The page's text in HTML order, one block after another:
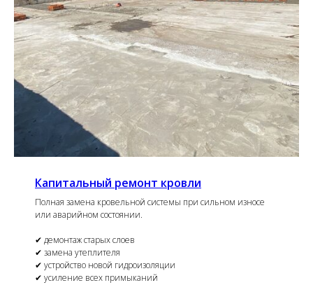
Капитальный ремонт кровли
Полная замена кровельной системы при сильном износе
или аварийном состоянии.
✔ демонтаж старых слоев
✔ замена утеплителя
✔ устройство новой гидроизоляции
✔ усиление всех примыканий